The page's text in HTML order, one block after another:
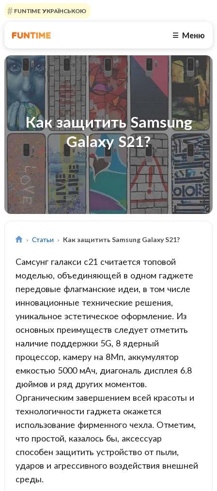
FUNTIME УКРАЇНСЬКОЮ
☰ Меню
Как защитить Samsung
Galaxy S21?
Статьи Как защитить Samsung Galaxy S21?
Самсунг галакси с21 считается топовой
моделью, объединяющей в одном гаджете
передовые флагманские идеи, в том числе
инновационные технические решения,
уникальное эстетическое оформление. Из
основных преимуществ следует отметить
наличие поддержки 5G, 8 ядерный
процессор, камеру на 8Мп, аккумулятор
емкостью 5000 мАч, диагональ дисплея 6.8
дюймов и ряд других моментов.
Органическим завершением всей красоты и
технологичности гаджета окажется
использование фирменного чехла. Отметим,
что простой, казалось бы, аксессуар
способен защитить устройство от пыли,
ударов и агрессивного воздействия внешней
среды.